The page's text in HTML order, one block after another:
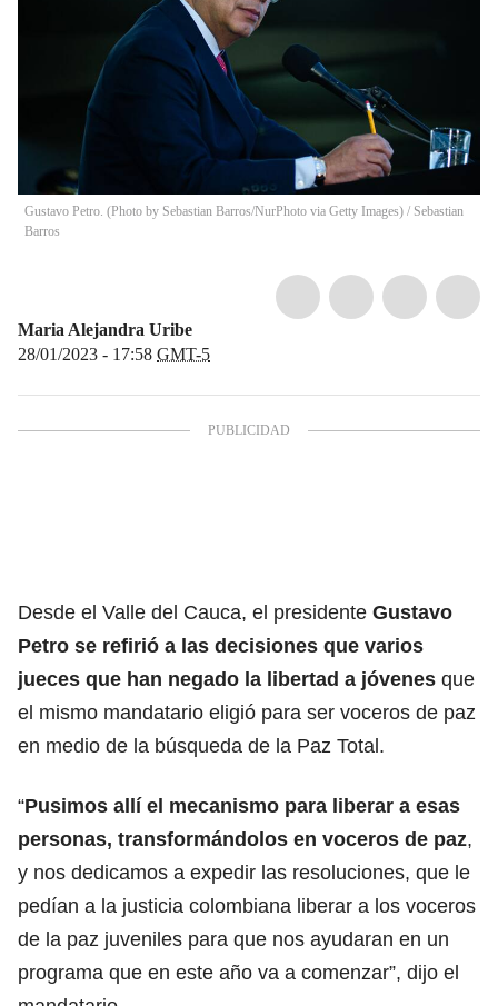
Gustavo Petro. (Photo by Sebastian Barros/NurPhoto via Getty Images) / Sebastian
Barros
Maria Alejandra Uribe
28/01/2023 - 17:58 GMT-5
Desde el Valle del Cauca, el presidente Gustavo
Petro se refirió a las decisiones que varios
jueces que han negado la libertad a jóvenes que
el mismo mandatario eligió para ser voceros de paz
en medio de la búsqueda de la Paz Total.
“Pusimos allí el mecanismo para liberar a esas
personas, transformándolos en voceros de paz,
y nos dedicamos a expedir las resoluciones, que le
pedían a la justicia colombiana liberar a los voceros
de la paz juveniles para que nos ayudaran en un
programa que en este año va a comenzar”, dijo el